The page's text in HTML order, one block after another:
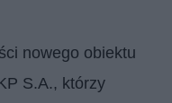
nowego obiektu
S.A., którzy